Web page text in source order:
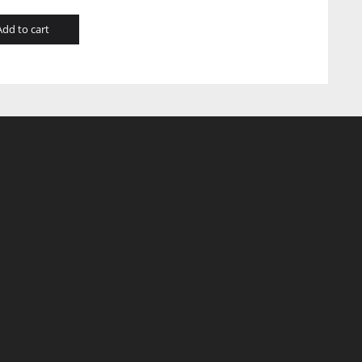
to cart